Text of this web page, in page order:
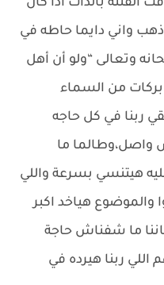
الفتنة بالذات اذا كان
واني دايما حاطه في
وتعالى “ولو أن أهل
بركات من السماء
ربنا في كل حاجه
واصل،وطالما ما
هيتنسي بسرعة واللي
والموضوع هياخد اكبر
ما شفناش حاجة
ربنا هيرده في